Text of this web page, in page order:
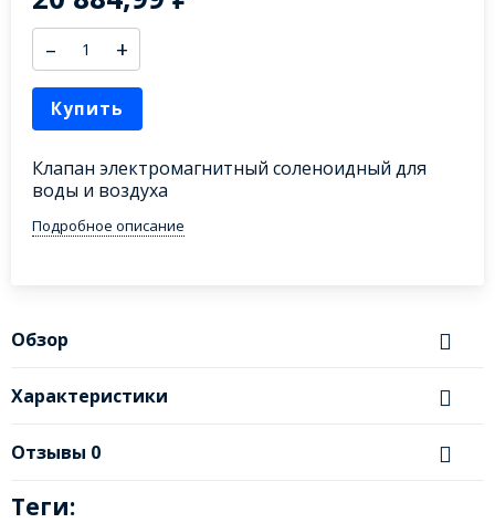
– +
Купить
Клапан электромагнитный соленоидный для
воды и воздуха
Подробное описание
Обзор
Характеристики
Отзывы 0
Теги: